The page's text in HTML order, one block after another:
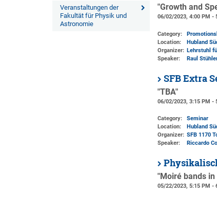
Veranstaltungen der
Fakultät für Physik und
Astronomie
"Growth and
06/02/2023, 4:00 PM -
Category:
Location:
Hubland
Organizer: Lehrstuhl
Speaker:
Raul
SFB Extra
"TBA"
06/02/2023, 3:15 PM -
Category:
Seminar
Location:
Hubland
Organizer: SFB 1170
Speaker:
Riccardo
"Moiré bands
05/22/2023, 5:15 PM -